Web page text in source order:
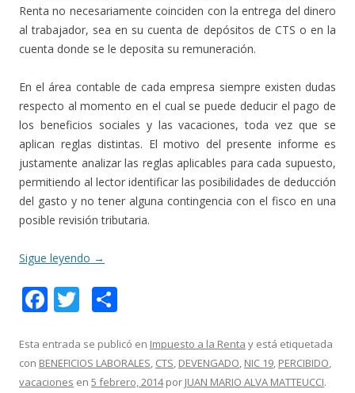
Renta no necesariamente coinciden con la entrega del dinero
al trabajador, sea en su cuenta de depósitos de CTS o en la
cuenta donde se le deposita su remuneración.
En el área contable de cada empresa siempre existen dudas
respecto al momento en el cual se puede deducir el pago de
los beneficios sociales y las vacaciones, toda vez que se
aplican reglas distintas. El motivo del presente informe es
justamente analizar las reglas aplicables para cada supuesto,
permitiendo al lector identificar las posibilidades de deducción
del gasto y no tener alguna contingencia con el fisco en una
posible revisión tributaria.
Sigue leyendo →
F
e
b
T
itt
er
m
p
Esta entrada se publicó en Impuesto a la Renta y está etiquetada
con BENEFICIOS LABORALES, CTS, DEVENGADO, NIC 19, PERCIBIDO,
vacaciones en 5 febrero, 2014por JUAN MARIO ALVA MATTEUCCI.